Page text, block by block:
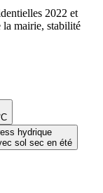
hydrique
sol sec en été
2022 et
mairie, stabilité